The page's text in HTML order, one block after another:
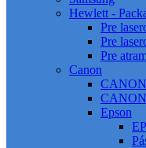
Hewlett -
Pre
Pre
Pre
Canon
CANON
CANON
Epson